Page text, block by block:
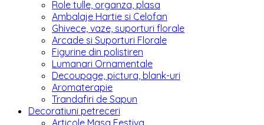
Role tulle, organza, plasa
Ambalaje Hartie si Celofan
Ghivece, vaze, suporturi florale
Arcade si Suporturi Florale
Figurine din polistiren
Lumanari Ornamentale
Decoupage, pictura, blank-uri
Aromaterapie
Trandafiri de Sapun
Decoratiuni petreceri
Articole Masa Festiva